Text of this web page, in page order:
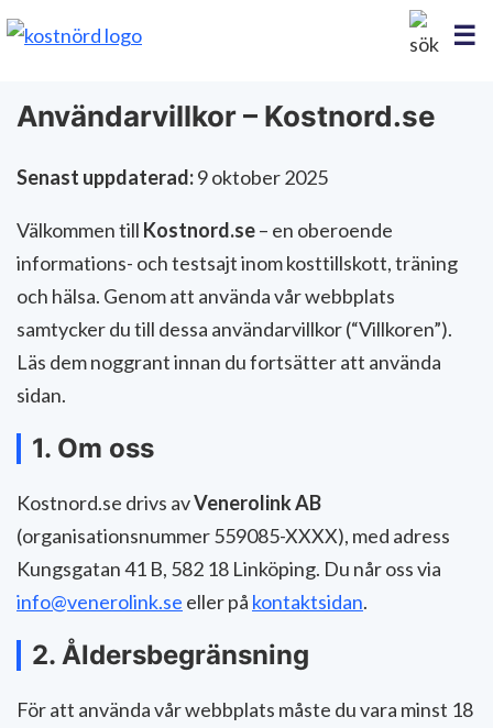
Användarvillkor – Kostnord.se
Senast uppdaterad:9 oktober 2025
Välkommen till Kostnord.se– en oberoende
informations- och testsajt inom kosttillskott, träning
och hälsa. Genom att använda vår webbplats
samtycker du till dessa användarvillkor (“Villkoren”).
Läs dem noggrant innan du fortsätter att använda
sidan.
1. Om oss
Kostnord.se drivs avVenerolink AB
(organisationsnummer 559085-XXXX), med adress
Kungsgatan 41 B, 582 18 Linköping. Du når oss via
info@venerolink.se eller på kontaktsidan.
2. Åldersbegränsning
För att använda vår webbplats måste du vara minst 18